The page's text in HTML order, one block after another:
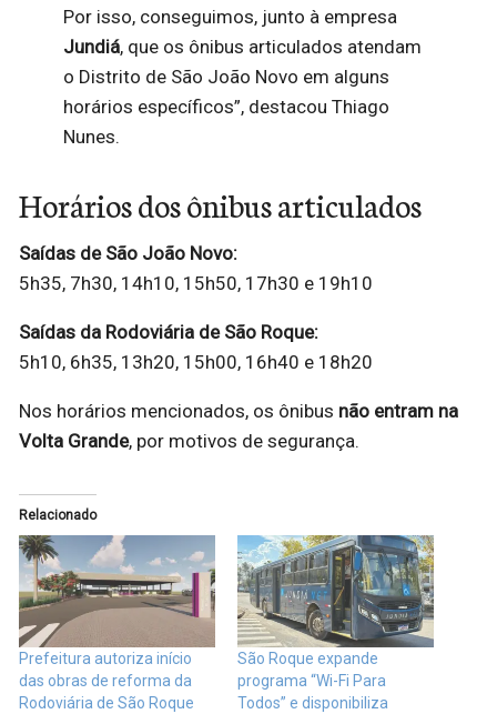
Por isso, conseguimos, junto à empresa
Jundiá, que os ônibus articulados atendam
o Distrito de São João Novo em alguns
horários específicos”, destacou Thiago
Nunes.
Horários dos ônibus articulados
Saídas de São João Novo:
5h35, 7h30, 14h10, 15h50, 17h30 e 19h10
Saídas da Rodoviária de São Roque:
5h10, 6h35, 13h20, 15h00, 16h40 e 18h20
Nos horários mencionados, os ônibus não entram na
Volta Grande, por motivos de segurança.
Relacionado
Prefeitura autoriza início
das obras de reforma da
Rodoviária de São Roque
São Roque expande
programa “Wi-Fi Para
Todos” e disponibiliza